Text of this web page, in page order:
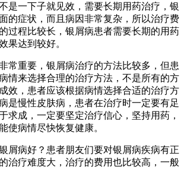
是一下子就见效，需要长期用药治疗，银
的症状，而且病因非常复杂，所以治疗费
过程比较长，银屑病患者需要长期的用药
果达到较好。
常重要，银屑病治疗的方法比较多，但患
情来选择合理的治疗方法，不是所有的方
效，患者应该根据病情选择合适的治疗方
是慢性皮肤病，患者在治疗时一定要有足
求成，一定要坚定治疗信心，坚持用药，
使病情尽快恢复健康。
屑病好？患者朋友们要对银屑病疾病有正
治疗难度大，治疗的费用也比较高，一般